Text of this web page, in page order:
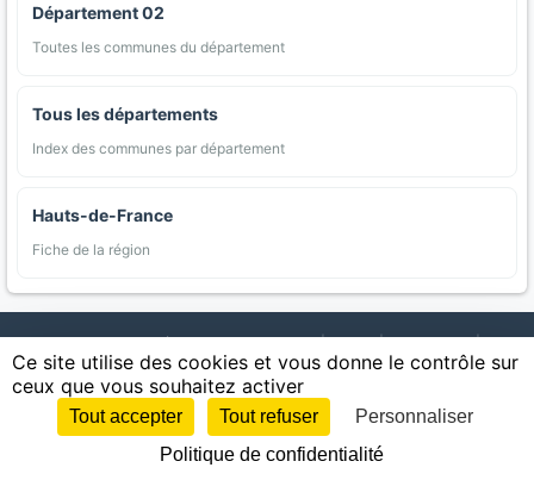
Département 02
Toutes les communes du département
Tous les départements
Index des communes par département
Hauts-de-France
Fiche de la région
AgriMap — Données agricoles ouvertes | Carte | Communes |
Appellations | Regions | Cultures | Zones protégées | Forets |
Littoral | Espaces naturels | Statistiques
| Confidentialite | CGU | CGV Cookies
Sources : IGN, INSEE, Météo-France, SAFER, INRAE, BRGM, INAO, Ministère de
l'Agriculture
Ce site utilise des cookies et vous donne le contrôle sur
ceux que vous souhaitez activer
Tout accepter Tout refuser
Personnaliser
Politique de confidentialité